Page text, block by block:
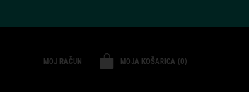
MOJ RAČUN MOJA KOŠARICA 0
0 PROIZVOD